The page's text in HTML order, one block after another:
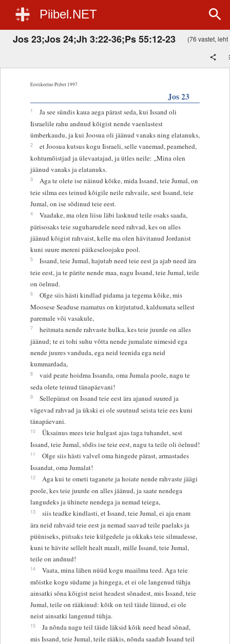
Piibel.NET
Jos 23;Jos 24;Jh 3:22-36;Ps 55:12-23 (76 vastet, leht
Eestikeelne Piibel 1997
Jos 23
1
Ja see sündis kaua aega pärast seda, kui Issand oli
Iisraelile rahu andnud kõigist nende vaenlastest
ümberkaudu, ja kui Joosua oli jäänud vanaks ning elatanuks,
2
et Joosua kutsus kogu Iisraeli, selle vanemad, peamehed,
kohtumõistjad ja ülevaatajad, ja ütles neile: „Mina olen
jäänud vanaks ja elatanuks.
3
Aga te olete ise näinud kõike, mida Issand, teie Jumal, on
teie silma ees teinud kõigile neile rahvaile, sest Issand, teie
Jumal, on ise sõdinud teie eest.
4
Vaadake, ma olen liisu läbi lasknud teile osaks saada,
pärisosaks teie suguharudele need rahvad, kes on alles
jäänud kõigist rahvaist, kelle ma olen hävitanud Jordanist
kuni suure mereni päikeseloojaku pool.
5
Issand, teie Jumal, hajutab need teie eest ja ajab need ära
teie eest, ja te pärite nende maa, nagu Issand, teie Jumal, teile
on öelnud.
6
Olge siis hästi kindlad pidama ja tegema kõike, mis
Moosese Seaduse raamatus on kirjutatud, kaldumata sellest
paremale või vasakule,
7
heitmata nende rahvaste hulka, kes teie juurde on alles
jäänud; te ei tohi suhu võtta nende jumalate nimesid ega
nende juures vanduda, ega neid teenida ega neid
kummardada,
8
vaid peate hoidma Issanda, oma Jumala poole, nagu te
seda olete teinud tänapäevani!
9
Sellepärast on Issand teie eest ära ajanud suured ja
vägevad rahvad ja ükski ei ole suutnud seista teie ees kuni
tänapäevani.
10
Üksainus mees teie hulgast ajas taga tuhandet, sest
Issand, teie Jumal, sõdis ise teie eest, nagu ta teile oli öelnud!
11
Olge siis hästi valvel oma hingede pärast, armastades
Issandat, oma Jumalat!
12
Aga kui te ometi taganete ja hoiate nende rahvaste jäägi
poole, kes teie juurde on alles jäänud, ja saate nendega
langudeks ja ühinete nendega ja nemad teiega,
13
siis teadke kindlasti, et Issand, teie Jumal, ei aja enam
ära neid rahvaid teie eest ja nemad saavad teile paelaks ja
püüniseks, piitsaks teie külgedele ja okkaks teie silmadesse,
kuni te hävite sellelt healt maalt, mille Issand, teie Jumal,
teile on andnud!
14
Vaata, mina lähen nüüd kogu maailma teed. Aga teie
mõistke kogu südame ja hingega, et ei ole langenud tühja
ainsatki sõna kõigist neist headest sõnadest, mis Issand, teie
Jumal, teile on rääkinud: kõik on teil täide läinud, ei ole
neist ainsatki langenud tühja.
15
Ja nõnda nagu teil täide läksid kõik need head sõnad,
mis Issand, teie Jumal, teile rääkis, nõnda saadab Issand teil